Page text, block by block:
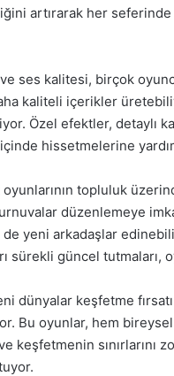
artırarak her seferinde
ve ses kalitesi, birçok
kaliteli içerikler
Özel efektler, detaylı
hissetmelerine
topluluk
düzenlemeye
yeni arkadaşlar
güncel tutmaları,
dünyalar keşfetme
Bu oyunlar, hem
keşfetmenin